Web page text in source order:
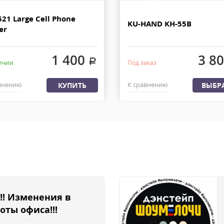
из офиса или со склада
весом не более 30 кг и
груза с офиса или со склада.
Large Cell Phone
1 400 .
КУПИТЬ
KU-HAND KH-55B
Под заказ 3
К сравнению
Изменения в
офиса!!!